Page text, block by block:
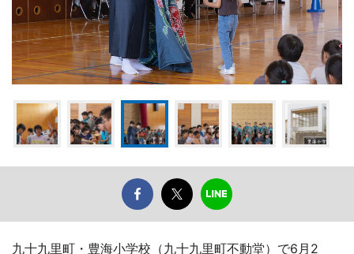
九十九里町・豊海小学校（九十九里町不動堂）で6月2